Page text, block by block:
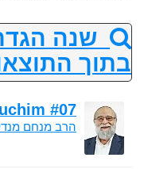
שנה
בתוך
#07
הרב מנחם